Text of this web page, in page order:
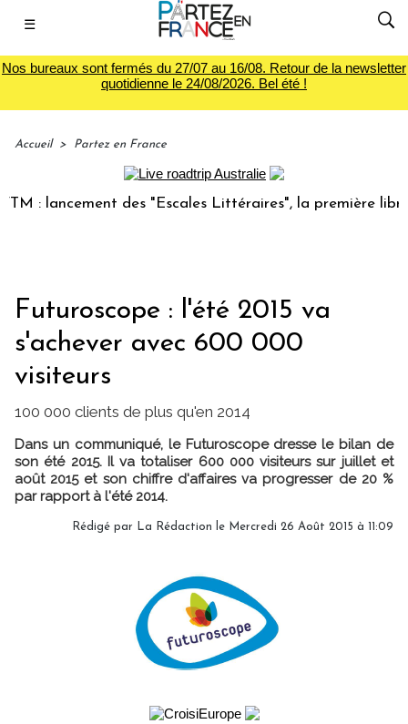
☰
Nos bureaux sont fermés du 27/07 au 16/08. Retour de la newsletter
quotidienne le 24/08/2026. Bel été !
Accueil > Partez en France
lancement des "Escales Littéraires", la première librairie
Futuroscope : l'été 2015 va
s'achever avec 600 000
visiteurs
100 000 clients de plus qu'en 2014
Dans un communiqué, le Futuroscope dresse le bilan de
son été 2015. Il va totaliser 600 000 visiteurs sur juillet et
août 2015 et son chiffre d'affaires va progresser de 20 %
par rapport à l'été 2014.
Rédigé par La Rédaction le Mercredi 26 Août 2015 à 11:09